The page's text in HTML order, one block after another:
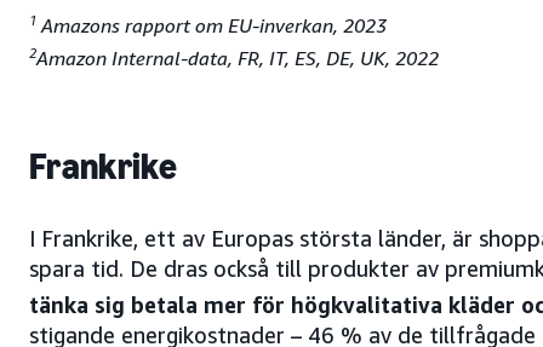
1 Amazons rapport om EU-inverkan, 2023
2Amazon Internal-data, FR, IT, ES, DE, UK, 2022
Frankrike
I Frankrike, ett av Europas största länder, är
spara tid. De dras också till produkter av
tänka sig betala mer för högkvalitativa kläder
stigande energikostnader – 46 % av de